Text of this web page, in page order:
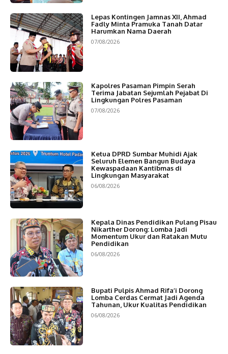
Lepas Kontingen Jamnas XII, Ahmad
Fadly Minta Pramuka Tanah Datar
Harumkan Nama Daerah
07/08/2026
Kapolres Pasaman Pimpin Serah
Terima Jabatan Sejumlah Pejabat Di
Lingkungan Polres Pasaman
07/08/2026
Ketua DPRD Sumbar Muhidi Ajak
Seluruh Elemen Bangun Budaya
Kewaspadaan Kantibmas di
Lingkungan Masyarakat
06/08/2026
Kepala Dinas Pendidikan Pulang Pisau
Nikarther Dorong: Lomba Jadi
Momentum Ukur dan Ratakan Mutu
Pendidikan
06/08/2026
Bupati Pulpis Ahmad Rifa’i Dorong
Lomba Cerdas Cermat Jadi Agenda
Tahunan, Ukur Kualitas Pendidikan
06/08/2026